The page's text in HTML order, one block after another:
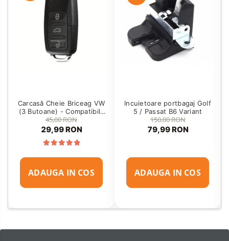
Carcasă Cheie Briceag VW
(3 Butoane) - Compatibilă
Golf 5, Jetta, Touran etc
45,00 RON
29,99 RON
ADAUGA IN COS
Incuietoare portbagaj Golf
5 / Passat B6 Variant
150,00 RON
79,99 RON
ADAUGA IN COS